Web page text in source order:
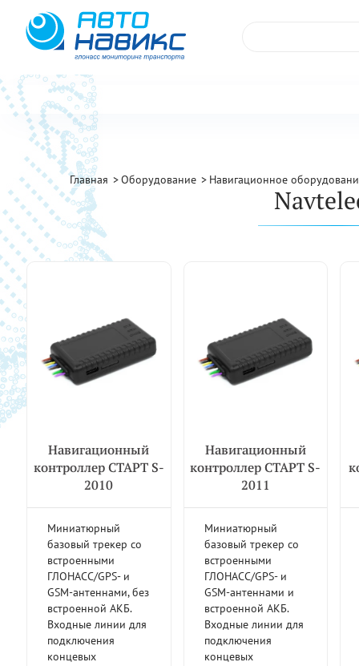
Главная Оборудование Навигационное
Навигационный
контроллер СТАРТ S-
2010
Миниатюрный
базовый трекер со
встроенными
ГЛОНАСС/GPS- и
GSM-антеннами, без
встроенной АКБ.
Входные линии для
подключения
концевых
Навигационный
контроллер СТАРТ S-
2011
Миниатюрный
базовый трекер со
встроенными
ГЛОНАСС/GPS- и
GSM-антеннами и
встроенной АКБ.
Входные линии для
подключения
концевых